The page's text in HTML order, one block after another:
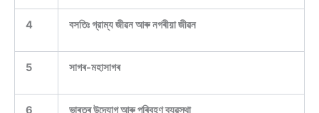
4 বসতিঃ গ্রাম্য জীৱন আৰু নগৰীয়া জীৱন
5 সাগৰ-মহাসাগৰ
6 ভাৰতৰ উদ্যোগ আৰু পৰিবহণ ব্যৱস্থা